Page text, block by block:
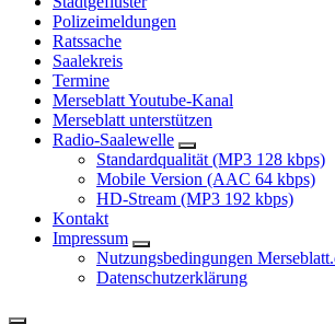
Polizeimeldungen
Ratssache
Saalekreis
Termine
Merseblatt Youtube-Kanal
Merseblatt unterstützen
Radio-Saalewelle
Standardqualität (MP3 128 kbps)
Mobile Version (AAC 64 kbps)
HD-Stream (MP3 192 kbps)
Kontakt
Impressum
Nutzungsbedingungen
Datenschutzerklärung